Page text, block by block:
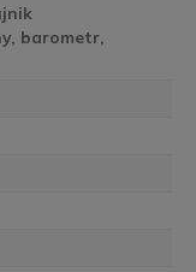
barometr,